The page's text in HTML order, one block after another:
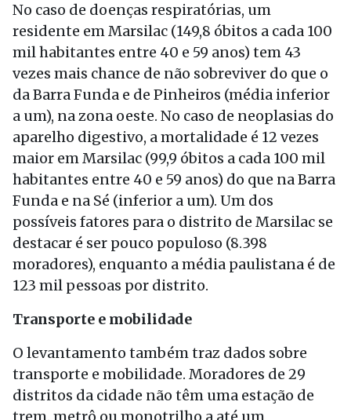
No caso de doenças respiratórias, um
residente em Marsilac (149,8 óbitos a cada 100
mil habitantes entre 40 e 59 anos) tem 43
vezes mais chance de não sobreviver do que o
da Barra Funda e de Pinheiros (média inferior
a um), na zona oeste. No caso de neoplasias do
aparelho digestivo, a mortalidade é 12 vezes
maior em Marsilac (99,9 óbitos a cada 100 mil
habitantes entre 40 e 59 anos) do que na Barra
Funda e na Sé (inferior a um). Um dos
possíveis fatores para o distrito de Marsilac se
destacar é ser pouco populoso (8.398
moradores), enquanto a média paulistana é de
123 mil pessoas por distrito.
Transporte e mobilidade
O levantamento também traz dados sobre
transporte e mobilidade. Moradores de 29
distritos da cidade não têm uma estação de